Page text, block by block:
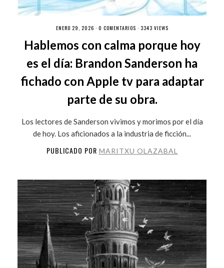
ENERO 29, 2026 · 0 COMENTARIOS · 3343 VIEWS
Hablemos con calma porque hoy
es el día: Brandon Sanderson ha
fichado con Apple tv para adaptar
parte de su obra.
Los lectores de Sanderson vivimos y morimos por el día
de hoy. Los aficionados a la industria de ficción...
PUBLICADO POR MARITXU OLAZABAL